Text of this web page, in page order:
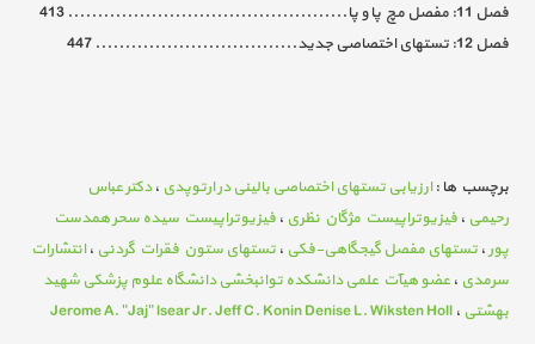
فصل 11: مفصل مچ پا و پا............................................... 413
فصل 12: تستهای اختصاصی جدید.................................. 447
برچسب ها :ارزيابی تستهای اختصاصی بالينی در ارتوپدی ،دکتر عباس
رحیمی ، فيزيوتراپيست مژگان نظری ، فيزيوتراپيست سیده سحر همدست
پور، تستهای مفصل گیجگاهی-فکی ، تستهای ستون فقرات گردنی ،انتشارات
سرمدی ، عضو هیآت علمی دانشکده توانبخشی دانشگاه علوم پزشکی شهید
بهشتی ، Jerome A. "Jaj" lsear Jr. Jeff C. Konin Denise L. Wiksten Holl